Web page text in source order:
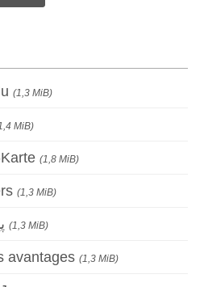
(1,3 MiB)
(1,4 MiB)
(1,8 MiB)
(1,3 MiB)
(1,3 MiB)
avantages (1,3 MiB)